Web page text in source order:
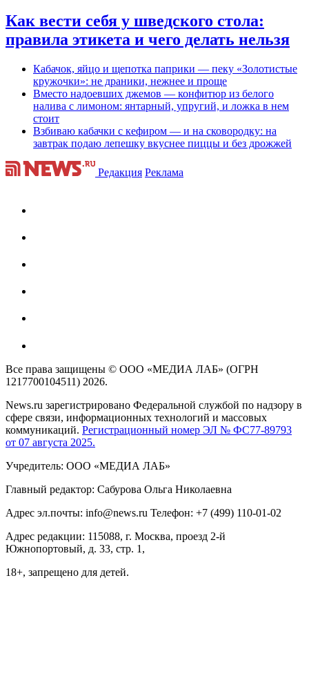
Как вести себя у шведского стола:
правила этикета и чего делать нельзя
Кабачок, яйцо и щепотка паприки — пеку «Золотистые
кружочки»: не драники, нежнее и проще
Вместо надоевших джемов — конфитюр из белого
налива с лимоном: янтарный, упругий, и ложка в нем
стоит
Взбиваю кабачки с кефиром — и на сковородку: на
завтрак подаю лепешку вкуснее пиццы и без дрожжей
Редакция Реклама
Все права защищены © ООО «МЕДИА ЛАБ» (ОГРН
1217700104511) 2026.
News.ru зарегистрировано Федеральной службой по надзору в
сфере связи, информационных технологий и массовых
коммуникаций. Регистрационный номер ЭЛ № ФС77-89793
от 07 августа 2025.
Учредитель: ООО «МЕДИА ЛАБ»
Главный редактор: Сабурова Ольга Николаевна
Адрес эл.почты: info@news.ru Телефон: +7 (499) 110-01-02
Адрес редакции: 115088, г. Москва, проезд 2-й
Южнопортовый, д. 33, стр. 1,
18+, запрещено для детей.